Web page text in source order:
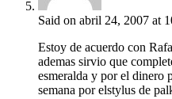
Said on abril 24, 2007 at
Estoy de acuerdo con
ademas sirvio que
esmeralda y por el dinero
semana por elstylus de